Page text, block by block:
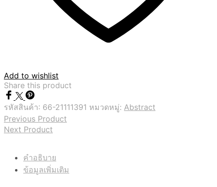
Add to wishlist
Share this product
รหัสสินค้า: 66-21111391 หมวดหมู่: Abstract
Previous Product
Next Product
คำอธิบาย
ข้อมูลเพิ่มเติม